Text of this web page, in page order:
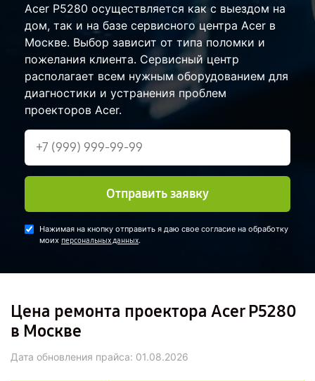
Acer P5280 осуществляется как с выездом на
дом, так и на базе сервисного центра Acer в
Москве. Выбор зависит от типа поломки и
пожелания клиента. Сервисный центр
располагает всем нужным оборудованием для
диагностики и устранения проблем
проекторов Acer.
Отправить заявку
Нажимая на кнопку отправить я даю свое согласие на обработку
моих персональных данных.
Цена ремонта проектора Acer P5280
в Москве
Дата обновления прайса: 01.08.2026